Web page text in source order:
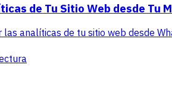
de Tu Sitio Web desde Tu
analíticas de tu sitio web desde